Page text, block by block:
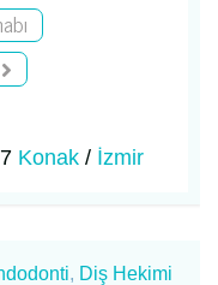
Konak / İzmir
, Diş Hekimi